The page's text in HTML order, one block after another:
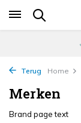
Terug Home
Merken
Brand page text